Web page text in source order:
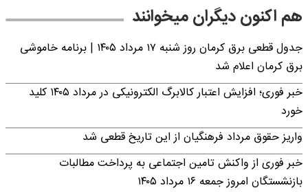
هم اکنون دیگران میخوانند
جدول قطعی برق کرمان روز شنبه ۱۷ مرداد ۱۴۰۵ | برنامه خاموشی
برق کرمان اعلام شد
خبر فوری؛ افزایش اعتبار کالابرگ الکترونیکی در مرداد ۱۴۰۵ کلید
خورد
واریز حقوق مرداد فرهنگیان از این تاریخ قطعی شد
خبر فوری از واکنش تامین اجتماعی به پرداخت مطالبات
بازنشستگان امروز جمعه ۱۶ مرداد ۱۴۰۵